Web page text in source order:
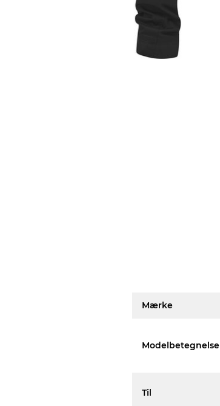
Mærke
Modelbetegnelse
Til